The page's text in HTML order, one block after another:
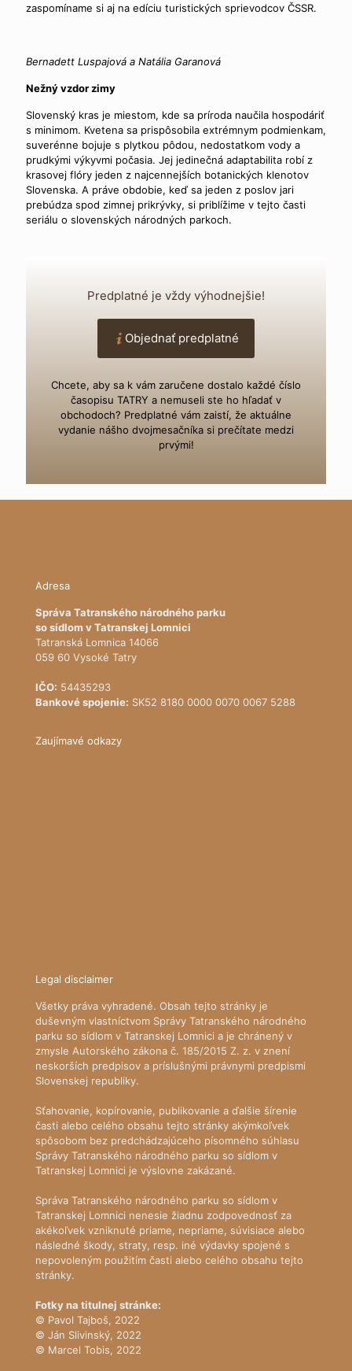
zaspomíname si aj na edíciu turistických sprievodcov ČSSR.
Bernadett Luspajová a Natália Garanová
Nežný vzdor zimy
Slovenský kras je miestom, kde sa príroda naučila hospodáriť
s minimom. Kvetena sa prispôsobila extrémnym podmienkam,
suverénne bojuje s plytkou pôdou, nedostatkom vody a
prudkými výkyvmi počasia. Jej jedinečná adaptabilita robí z
krasovej flóry jeden z najcennejších botanických klenotov
Slovenska. A práve obdobie, keď sa jeden z poslov jari
prebúdza spod zimnej prikrývky, si priblížime v tejto časti
seriálu o slovenských národných parkoch.
Predplatné je vždy výhodnejšie!
Objednať predplatné
Chcete, aby sa k vám zaručene dostalo každé číslo
časopisu TATRY a nemuseli ste ho hľadať v
obchodoch? Predplatné vám zaistí, že aktuálne
vydanie nášho dvojmesačníka si prečítate medzi
prvými!
Adresa
Správa Tatranského národného parku
so sídlom v Tatranskej Lomnici
Tatranská Lomnica 14066
059 60 Vysoké Tatry
IČO: 54435293
Bankové spojenie: SK52 8180 0000 0070 0067 5288
Zaujímavé odkazy
Legal disclaimer
Všetky práva vyhradené. Obsah tejto stránky je
duševným vlastníctvom Správy Tatranského národného
parku so sídlom v Tatranskej Lomnici a je chránený v
zmysle Autorského zákona č. 185/2015 Z. z. v znení
neskorších predpisov a príslušnými právnymi predpismi
Slovenskej republiky.
Sťahovanie, kopírovanie, publikovanie a ďalšie šírenie
časti alebo celého obsahu tejto stránky akýmkoľvek
spôsobom bez predchádzajúceho písomného súhlasu
Správy Tatranského národného parku so sídlom v
Tatranskej Lomnici je výslovne zakázané.
Správa Tatranského národného parku so sídlom v
Tatranskej Lomnici nenesie žiadnu zodpovednosť za
akékoľvek vzniknuté priame, nepriame, súvisiace alebo
následné škody, straty, resp. iné výdavky spojené s
nepovoleným použitím časti alebo celého obsahu tejto
stránky.
Fotky na titulnej stránke:
© Pavol Tajboš, 2022
© Ján Slivinský, 2022
© Marcel Tobis, 2022